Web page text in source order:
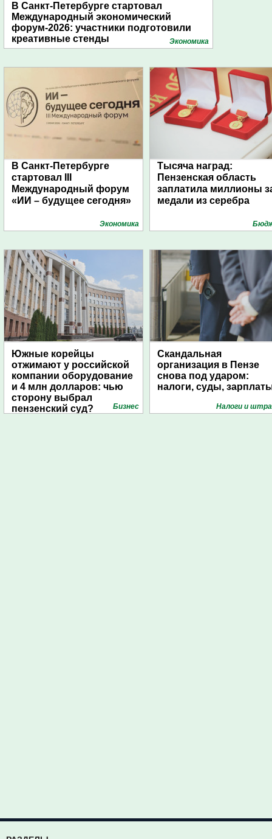
В Санкт-Петербурге стартовал
Международный экономический
форум-2026: участники подготовили
креативные стенды
Экономика
В Санкт-Петербурге
стартовал III
Международный форум
«ИИ – будущее сегодня»
Экономика
Тысяча наград:
Пензенская область
заплатила миллионы
медали из серебра
Южные корейцы
отжимают у российской
компании оборудование
и 4 млн долларов: чью
сторону выбрал
пензенский суд?
Бизнес
Скандальная
организация в Пензе
снова под ударом:
налоги, суды,
Налоги и